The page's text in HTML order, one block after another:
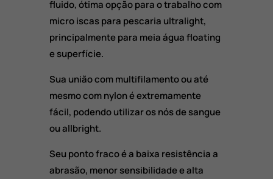
fluido, ótima opção para o trabalho com
micro iscas para pescaria ultralight,
principalmente para meia água floating
e superfície.
Sua união com multifilamento ou até
mesmo com nylon é extremamente
fácil, podendo utilizar os nós de sangue
ou allbright.
Seu ponto fraco é a baixa resistência a
abrasão, menor sensibilidade e alta